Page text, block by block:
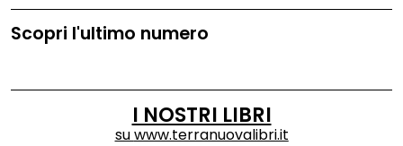
Scopri l'ultimo numero
I NOSTRI LIBRI
suwww.terranuovalibri.it